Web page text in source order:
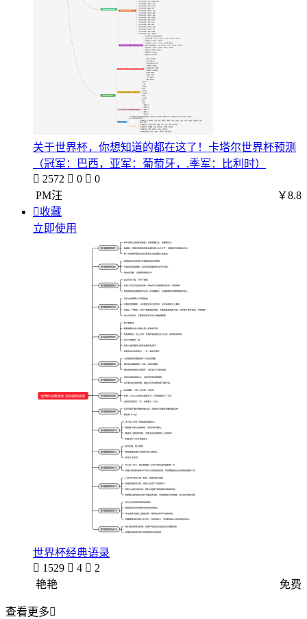
关于世界杯，你想知道的都在这了！卡塔尔世界杯预测
（冠军：巴西，亚军：葡萄牙，.季军：比利时）
 2572  0  0
PM汪
￥8.8
收藏
立即使用
世界杯经典语录
 1529  4  2
艳艳
免费
查看更多